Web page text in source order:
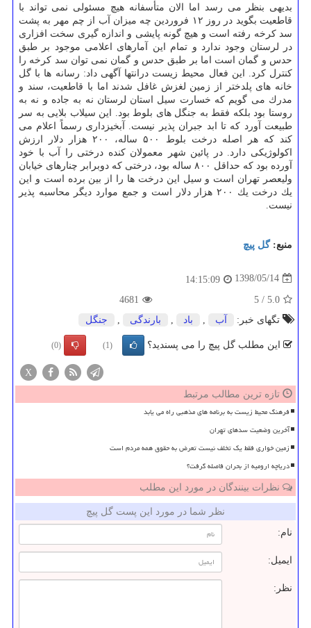
بدیهی بنظر می رسد اما الان متأسفانه هیچ مسئولی نمی تواند با
قاطعیت بگوید در روز ۱۲ فروردین چه میزان آب از چم مهر به پشت
سد كرخه رفته است و هیچ گونه پایشی و اندازه گیری سخت افزاری
در لرستان وجود ندارد و تمام این آمارهای اعلامی موجود بر طبق
حدس و گمان است اما بر طبق حدس و گمان نمی توان سد كرخه را
كنترل كرد. این فعال محیط زیست درانتها آگهی داد: رسانه ها با گل
خانه های پلدختر از زمین لغزش غافل شدند اما با قاطعیت، سند و
مدرك می گویم كه خسارت سیل استان لرستان نه به جاده و نه به
روستا بود بلكه فقط به جنگل های بلوط بود. این سیلاب بلایی به سر
طبیعت آورد كه تا ابد جبران پذیر نیست. آبخیزداری رسماً اعلام می
كند كه هر اصله درخت بلوط ۵۰۰ ساله، ۲۰۰ هزار دلار ارزش
اكولوژیكی دارد. در پائین شهر معمولان كنده درختی را آب با خود
آورده بود كه حداقل ۸۰۰ ساله بود، درختی كه دوبرابر چنارهای خیابان
ولیعصر تهران است و سیل این درخت ها را از بین برده است و این
یك درخت یك ۲۰۰ هزار دلار است و جمع موارد دیگر محاسبه پذیر
نیست.
منبع:گل پیچ
1398/05/14
14:15:09
5.0
/
5
4681
تگهای خبر:
آب باد بارندگی جنگل
این مطلب گل پیچ را می پسندید؟ (1)
(0)
X
تازه ترین مطالب مرتبط
فرهنگ محیط زیست به برنامه های مذهبی راه می یابد
آخرین وضعیت سدهای تهران
زمین خواری فقط یک تخلف نیست تعرض به حقوق همه مردم است
دریاچه ارومیه از بحران فاصله گرفت؟
نظرات بینندگان در مورد این مطلب
نظر شما در مورد این پست گل پیچ
نام:
ایمیل:
نظر: